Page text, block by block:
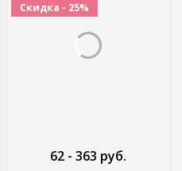
Скидка - 25%
62 - 363 руб.